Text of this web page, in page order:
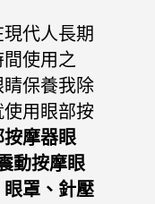
現代人長期
使用之
保養我除
用眼部按
按摩器眼
動按摩眼
罩、 針壓